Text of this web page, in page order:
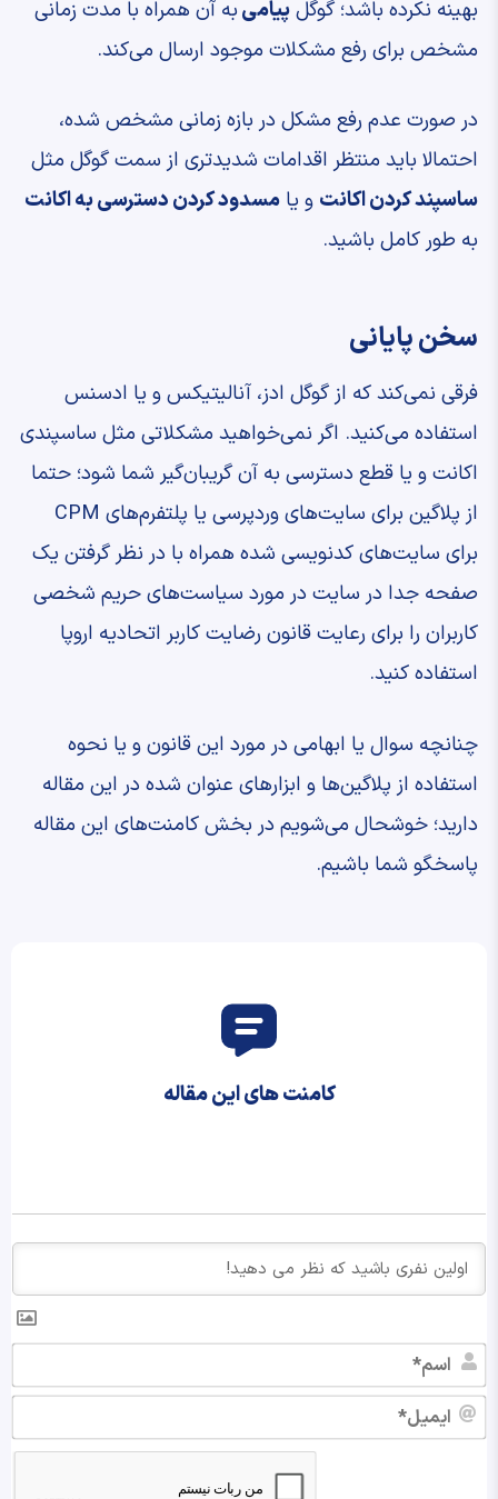
بهینه نکرده باشد؛ گوگلپیامیبه آن همراه با مدت زمانی
مشخص برای رفع مشکلات موجود ارسال می‌کند.
در صورت عدم رفع مشکل در بازه زمانی مشخص شده،
احتمالا باید منتظر اقدامات شدید‌تری از سمت گوگل مثل
ساسپند کردن اکانتو یا مسدود کردن دسترسی به اکانت
به طور کامل باشید.
سخن پایانی
فرقی نمی‌کند که از گوگل ادز، آنالیتیکس و یا ادسنس
استفاده می‌کنید. اگر نمی‌خواهید مشکلاتی مثل ساسپندی
اکانت و یا قطع دسترسی به آن گریبان‌گیر شما شود؛ حتما
از پلاگین برای سایت‌های وردپرسی یا پلتفرم‌های CPM
برای سایت‌های کدنویسی شده همراه با در نظر گرفتن یک
صفحه جدا در سایت در مورد سیاست‌های حریم شخصی
کاربران را برای رعایت قانون رضایت کاربر اتحادیه اروپا
استفاده کنید.
چنانچه سوال یا ابهامی در مورد این قانون و یا نحوه
استفاده از پلاگین‌ها و ابزارهای عنوان شده در این مقاله
دارید؛ خوشحال می‌شویم در بخش کامنت‌های این مقاله
پاسخگو شما باشیم.
کامنت های این مقاله